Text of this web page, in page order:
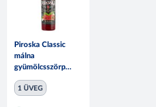
Piroska Classic
málna
gyümölcsszörp
1 ÜVEG